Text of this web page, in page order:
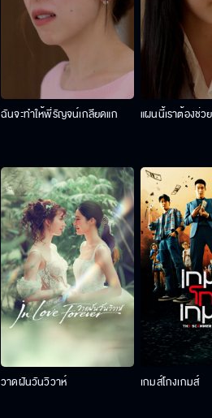
ฉันจะทำให้พี่รัญจน์เกลียดแก แผนนี้เราต้องช่ว
วาดฝันวันวิวาห์ เกมส์โกงเกมส์